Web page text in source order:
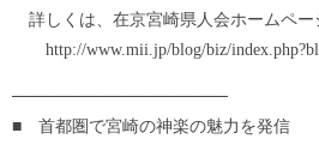
詳しくは、在京宮崎県人会ホーム
http://www.mii.jp/blog/biz/
──────────────────
■ 首都圏で宮崎の神楽の魅力を発信